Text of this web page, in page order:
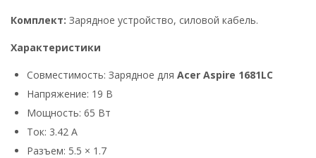
Комплект: Зарядное устройство, силовой кабель.
Характеристики
Совместимость: Зарядное для Acer Aspire 1681LC
Напряжение: 19 В
Мощность: 65 Вт
Ток: 3.42 А
Разъем: 5.5 × 1.7